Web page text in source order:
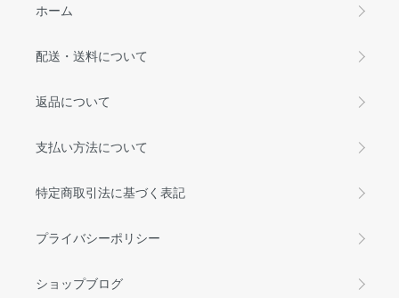
ホーム
配送・送料について
返品について
支払い方法について
特定商取引法に基づく表記
プライバシーポリシー
ショップブログ